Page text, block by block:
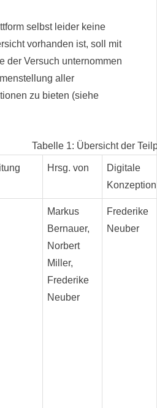
selbst leider keine
vorhanden ist, soll mit
der Versuch unternommen
aller
zu bieten (siehe
Tabelle 1: Übersicht der
Hrsg. von
Digitale
Konzeption
Markus
Bernauer,
Norbert
Miller,
Frederike
Neuber
Frederike
Neuber